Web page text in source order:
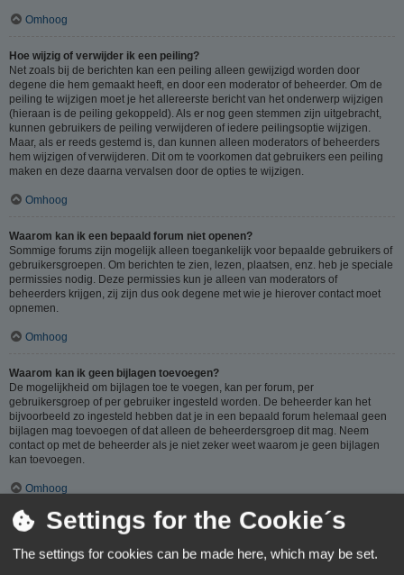
Omhoog
Hoe wijzig of verwijder ik een peiling?
Net zoals bij de berichten kan een peiling alleen gewijzigd worden door
degene die hem gemaakt heeft, en door een moderator of beheerder. Om de
peiling te wijzigen moet je het allereerste bericht van het onderwerp wijzigen
(hieraan is de peiling gekoppeld). Als er nog geen stemmen zijn uitgebracht,
kunnen gebruikers de peiling verwijderen of iedere peilingsoptie wijzigen.
Maar, als er reeds gestemd is, dan kunnen alleen moderators of beheerders
hem wijzigen of verwijderen. Dit om te voorkomen dat gebruikers een peiling
maken en deze daarna vervalsen door de opties te wijzigen.
Omhoog
Waarom kan ik een bepaald forum niet openen?
Sommige forums zijn mogelijk alleen toegankelijk voor bepaalde gebruikers of
gebruikersgroepen. Om berichten te zien, lezen, plaatsen, enz. heb je speciale
permissies nodig. Deze permissies kun je alleen van moderators of
beheerders krijgen, zij zijn dus ook degene met wie je hierover contact moet
opnemen.
Omhoog
Waarom kan ik geen bijlagen toevoegen?
De mogelijkheid om bijlagen toe te voegen, kan per forum, per
gebruikersgroep of per gebruiker ingesteld worden. De beheerder kan het
bijvoorbeeld zo ingesteld hebben dat je in een bepaald forum helemaal geen
bijlagen mag toevoegen of dat alleen de beheerdersgroep dit mag. Neem
contact op met de beheerder als je niet zeker weet waarom je geen bijlagen
kan toevoegen.
Omhoog
Waarom ontving ik een waarschuwing?
Op ieder forum gelden specifieke regels, als je één van deze regels (volgens
de beheerder) overtreedt, kun je een waarschuwing ontvangen. Het sturen van
Settings for the Cookie´s
The settings for cookies can be made here, which may be set.